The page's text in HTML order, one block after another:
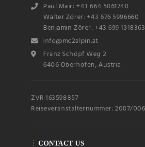
Paul Mair: +43 664 5061740
Walter Zörer: +43 676 5996660
Benjamin Zörer: +43 699
info@mc2alpin.at
Franz Schöpf Weg 2
6406 Oberhofen, Austria
ZVR 163598857
Reiseveranstalternummer: 2007/
CONTACT US
Name